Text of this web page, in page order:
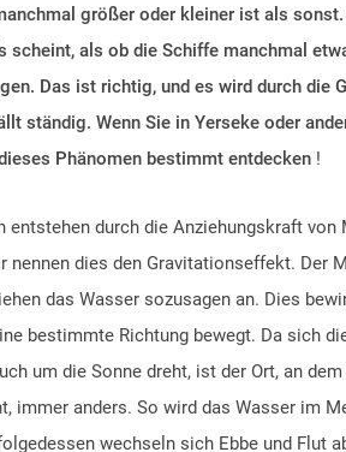
größer oder kleiner ist als
scheint, als ob die Schiffe manchmal
Das ist richtig, und es wird durch die
ständig. Wenn Sie in Yerseke oder
Phänomen bestimmt entdecken !
entstehen durch die Anziehungskraft von
nennen dies den Gravitationseffekt. Der
das Wasser sozusagen an. Dies
bestimmte Richtung bewegt. Da sich
um die Sonne dreht, ist der Ort, an
immer anders. So wird das Wasser im
wechseln sich Ebbe und Flut